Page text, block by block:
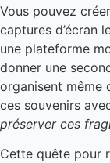
Vous pouvez
captures d’écran
une plateforme
donner une
organisent même
ces souvenirs
préserver ces
Cette quête pour